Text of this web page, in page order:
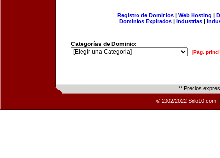
Registro de Dominios| Web Hosting |
Dominios Expirados | Industrias |
Categorías de Dominio:
[Pág.
** Precios
© 2002/2022 Solo10.com